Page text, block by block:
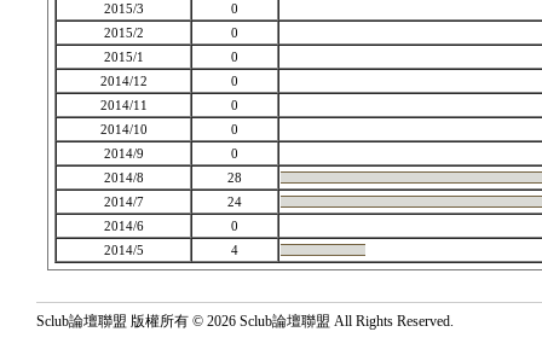
2015/3
0
2015/2
0
2015/1
0
2014/12
0
2014/11
0
2014/10
0
2014/9
0
2014/8
28
2014/7
24
2014/6
0
2014/5
4
Sclub論壇聯盟 版權所有 © 2026 Sclub論壇聯盟 All Rights Reserved.